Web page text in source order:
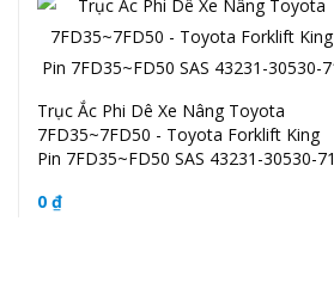
Trục Ắc Phi Dê Xe Nâng Toyota
7FD35~7FD50 - Toyota Forklift King
Pin 7FD35~FD50 SAS 43231-30530-71
0 ₫